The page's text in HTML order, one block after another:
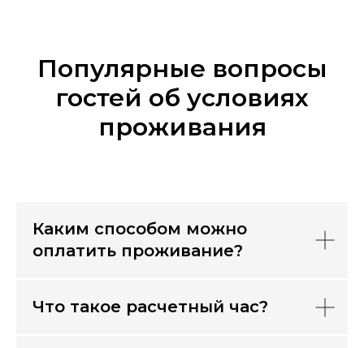
Популярные вопросы
гостей об условиях
проживания
Каким способом можно
оплатить проживание?
Что такое расчетный час?